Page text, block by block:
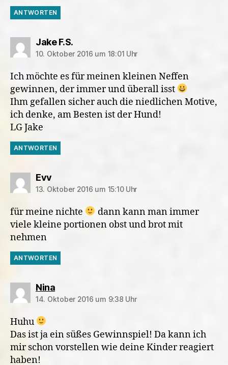
ANTWORTEN
Jake F.S.sagt:
10. Oktober 2016 um 18:01 Uhr
Ich möchte es für meinen kleinen Neffen
gewinnen, der immer und überall isst
Ihm gefallen sicher auch die niedlichen Motive,
ich denke, am Besten ist der Hund!
LG Jake
ANTWORTEN
Evvsagt:
13. Oktober 2016 um 15:10 Uhr
für meine nichte
dann kann man immer
viele kleine portionen obst und brot mit
nehmen
ANTWORTEN
Ninasagt:
14. Oktober 2016 um 9:38 Uhr
Huhu
Das ist ja ein süßes Gewinnspiel! Da kann ich
mir schon vorstellen wie deine Kinder reagiert
haben!